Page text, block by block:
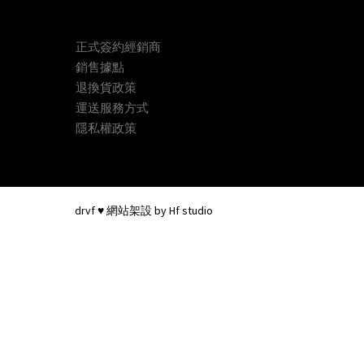
正式簽約經銷商
銷售據點
退換貨政策
運送服務方式
隱私權政策
drvf♥ 網站架設 byHf studio